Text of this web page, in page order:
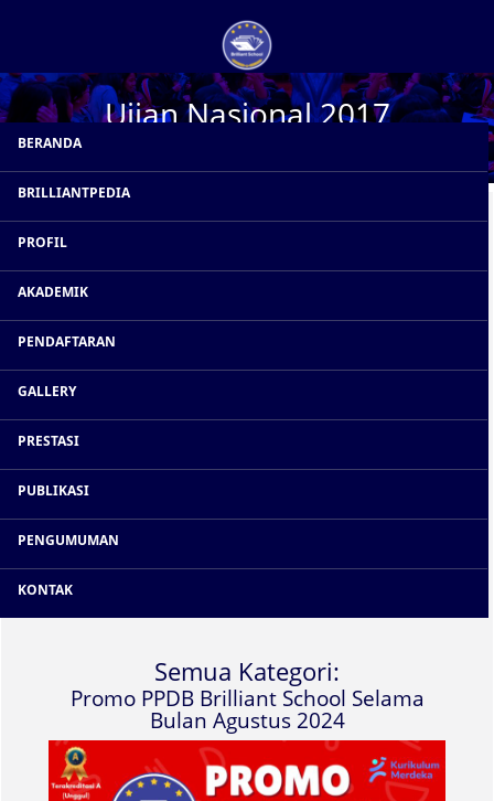
BERANDA
BRILLIANTPEDIA
PROFIL
AKADEMIK
PENDAFTARAN
GALLERY
PRESTASI
PUBLIKASI
PENGUMUMAN
KONTAK
Ujian Nasional 2017
Cari
Categories tabs
Rp2.000.000* (HANYA DI BULAN AGUSTUS) ...
Semua Kategori:
Promo PPDB Brilliant School Selama
Bulan Agustus 2024